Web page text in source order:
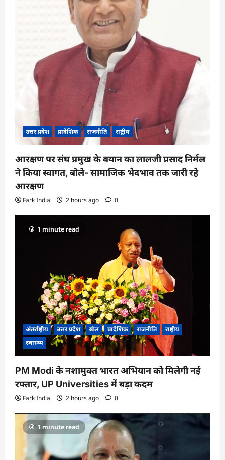
उत्तर प्रदेश प्रादेशिक राजनीति राष्ट्रीय
आरक्षण पर संघ प्रमुख के बयान का लालजी प्रसाद निर्मल
ने किया स्वागत, बोले- सामाजिक भेदभाव तक जारी रहे
आरक्षण
Fark India 2 hours ago 0
1 minute read
अंतर्राष्ट्रीय उत्तर प्रदेश खेल प्रादेशिक राजनीति
राष्ट्रीय
स्वास्थ्य
PM Modi के नशामुक्त भारत अभियान को मिलेगी नई
रफ्तार, UP Universities में बड़ा कदम
Fark India 2 hours ago 0
1 minute read